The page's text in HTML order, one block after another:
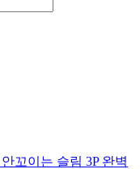
꼬이는 슬림 3P 완벽